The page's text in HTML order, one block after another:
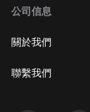
公司信息
關於我們
聯繫我們